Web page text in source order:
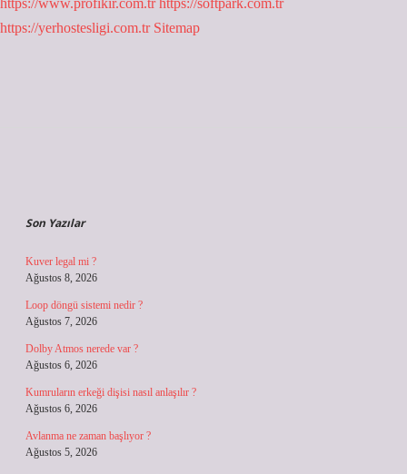
https://www.profikir.com.tr https://softpark.com.tr
https://yerhostesligi.com.tr Sitemap
Son Yazılar
Kuver legal mi ?
Ağustos 8, 2026
Loop döngü sistemi nedir ?
Ağustos 7, 2026
Dolby Atmos nerede var ?
Ağustos 6, 2026
Kumruların erkeği dişisi nasıl anlaşılır ?
Ağustos 6, 2026
Avlanma ne zaman başlıyor ?
Ağustos 5, 2026